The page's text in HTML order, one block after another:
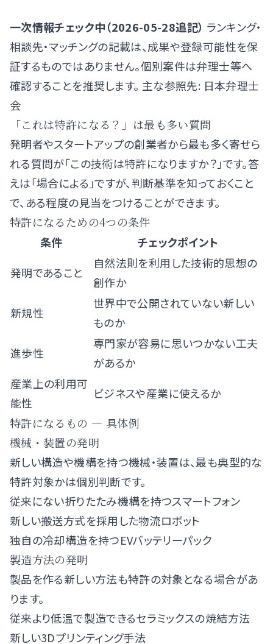
一次情報チェック中（2026-05-28追記） ランキング・
相談先・マッチングの記載は、成果や登録可能性を保
証するものではありません。個別案件は弁理士等へ
確認することを推奨します。 主な参照先: 日本弁理士
会
「これは特許になる？」は最も多い質問
発明者やスタートアップの創業者から最も多く寄せら
れる質問が「この技術は特許になりますか？」です。答
えは「場合による」ですが、判断基準を知っておくこと
で、ある程度の見当をつけることができます。
特許になるための4つの条件
条件
チェックポイント
発明であること
自然法則を利用した技術的思想の
創作か
新規性
世界中で公開されていない新しい
ものか
進歩性
専門家が容易に思いつかない工夫
があるか
産業上の利用可
能性
ビジネスや産業に使えるか
特許になるもの — 具体例
機械・装置の発明
新しい構造や機構を持つ機械・装置は、最も典型的な
特許対象かは個別判断です。
従来にない折りたたみ機構を持つスマートフォン
新しい搬送方式を採用した物流ロボット
独自の冷却構造を持つEVバッテリーパック
製造方法の発明
製品を作る新しい方法も特許の対象となる場合があ
ります。
従来より低温で製造できるセラミックスの焼結方法
新しい3Dプリンティング手法